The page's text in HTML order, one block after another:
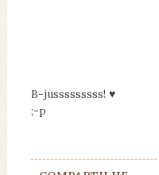
B-jusssssssss! ♥
;-p